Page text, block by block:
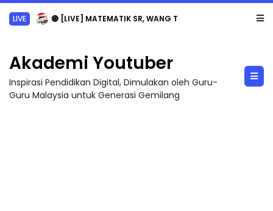
LIVE 🔴 [LIVE] MATEMATIK SR, WANG TAHUN 6 OLEH CIKGU ANITA #ALLINONE #141 #...
Akademi Youtuber
Inspirasi Pendidikan Digital, Dimulakan oleh Guru-
Guru Malaysia untuk Generasi Gemilang